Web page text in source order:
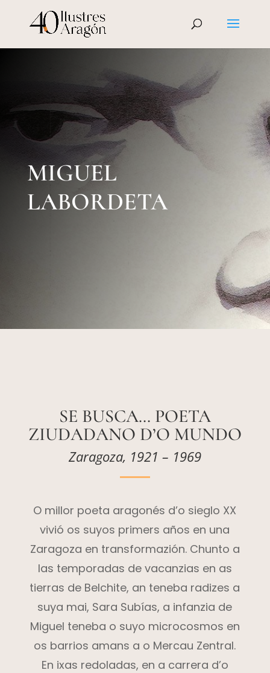
MIGUEL
LABORDETA
SE BUSCA… POETA
ZIUDADANO D’O MUNDO
Zaragoza, 1921 – 1969
O millor poeta aragonés d’o sieglo XX
vivió os suyos primers años en una
Zaragoza en transformazión. Chunto a
las temporadas de vacanzias en as
tierras de Belchite, an teneba radizes a
suya mai, Sara Subías, a infanzia de
Miguel teneba o suyo microcosmos en
os barrios amans a o Mercau Zentral.
En ixas redoladas, en a carrera d’o